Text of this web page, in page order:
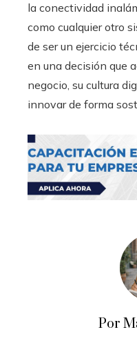
la conectividad
como cualquier otro
de ser un ejercicio
en una decisión que
negocio, su cultura
innovar de forma
Por